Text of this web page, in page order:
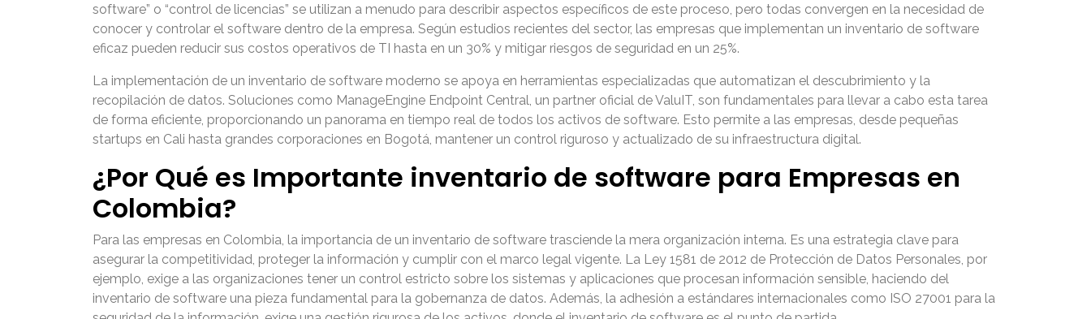
software” o “control de licencias” se utilizan a menudo para describir aspectos específicos de este proceso, pero todas convergen en la necesidad de
conocer y controlar el software dentro de la empresa. Según estudios recientes del sector, las empresas que implementan un inventario de software
eficaz pueden reducir sus costos operativos de TI hasta en un 30% y mitigar riesgos de seguridad en un 25%.
La implementación de un inventario de software moderno se apoya en herramientas especializadas que automatizan el descubrimiento y la
recopilación de datos. Soluciones como ManageEngine Endpoint Central, un partner oficial de ValuIT, son fundamentales para llevar a cabo esta tarea
de forma eficiente, proporcionando un panorama en tiempo real de todos los activos de software. Esto permite a las empresas, desde pequeñas
startups en Cali hasta grandes corporaciones en Bogotá, mantener un control riguroso y actualizado de su infraestructura digital.
¿Por Qué es Importante inventario de software para Empresas en
Colombia?
Para las empresas en Colombia, la importancia de un inventario de software trasciende la mera organización interna. Es una estrategia clave para
asegurar la competitividad, proteger la información y cumplir con el marco legal vigente. La Ley 1581 de 2012 de Protección de Datos Personales, por
ejemplo, exige a las organizaciones tener un control estricto sobre los sistemas y aplicaciones que procesan información sensible, haciendo del
inventario de software una pieza fundamental para la gobernanza de datos. Además, la adhesión a estándares internacionales como ISO 27001 para la